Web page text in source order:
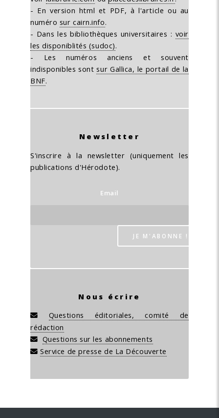
- En version html et PDF, à l'article ou au
numéro sur cairn.info.
- Dans les bibliothèques universitaires : voir
les disponiblités (sudoc).
- Les numéros anciens et souvent
indisponibles sontsur Gallica, le portail de la
BNF.
Newsletter
S'inscrire à la newsletter (uniquement les
publications d'Hérodote).
Email
Nous écrire
Questions éditoriales, comité de
rédaction
Questions sur les abonnements
Service de presse de La Découverte